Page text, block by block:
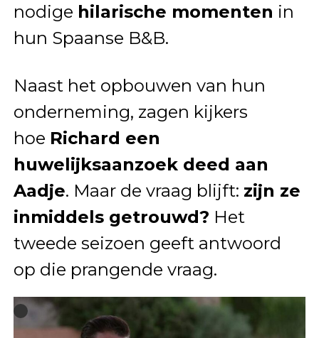
nodige hilarische momenten in
hun Spaanse B&B.
Naast het opbouwen van hun
onderneming, zagen kijkers
hoe Richard een
huwelijksaanzoek deed aan
Aadje. Maar de vraag blijft: zijn ze
inmiddels getrouwd? Het
tweede seizoen geeft antwoord
op die prangende vraag.